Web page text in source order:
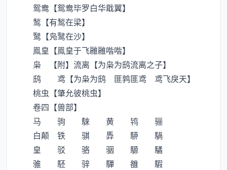
鸳鸯【鸳鸯毕罗白华戢翼】
鹙【有鹙在梁】
鹥【凫鹥在沙】
鳯皇【鳯皇于飞雝雝喈喈】
枭 【附】流离【为枭为鸱流离之子】
鸱 鸢【为枭为鸱 匪鹑匪鸢 鸢飞戾天】
桃虫【肇允彼桃虫】
卷四【兽部】
马 驹 騋 黄 鸨 骊
白颠 铁 骐 馵 駵 騧
皇 驳 骆 骃 騵 驈
骓 駓 骍 驒 雒 騢